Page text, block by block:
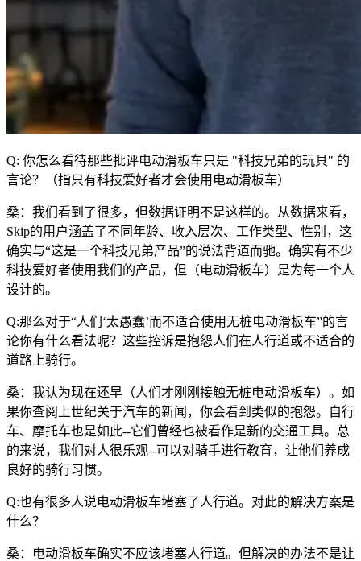
Q: 你怎么看待那些批评电动滑板车只是 "科技兄弟的玩具" 的
言论？（指只有科技爱好者才会使用电动滑板车）
桑：我们看到了很多，但数据证明不是这样的。从数据来看，
Skip的用户涵盖了不同年龄、收入层次、工作类型、性别，这
确实与“这是一个科技兄弟产品”的说法背道而驰。确实有不少
科技爱好者使用我们的产品，但（电动滑板车）是为每一个人
设计的。
Q:那么对于“人们‘太愚蠢’而不适合使用无桩电动滑板车”的言
论你有什么看法呢？这些控诉是抱怨人们在人行道或不适合的
道路上骑行。
桑：我认为现在还早（人们才刚刚接触无桩电动滑板车）。如
果你查阅上世纪关于汽车的新闻，你会看到类似的抱怨。自行
车、摩托车也是如此--它们曾经也被看作是新的交通工具。总
的来说，我们对人很乐观--可以对骑手进行教育，让他们养成
良好的骑行习惯。
Q:也有很多人说电动滑板车堵塞了人行道。对此的解决方案是
什么？
桑：电动滑板车确实不应该堵塞人行道。但解决的办法不是让